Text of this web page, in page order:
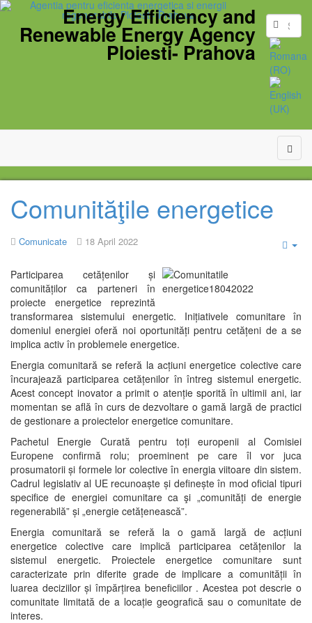
Energy Efficiency and
Renewable Energy Agency
Ploiesti- Prahova
Comunităţile energetice
Comunicate 18 April 2022
Participarea cetățenilor și
comunităților ca parteneri în
proiecte energetice reprezintă
transformarea sistemului energetic. Inițiativele comunitare în
domeniul energiei oferă noi oportunități pentru cetățeni de a se
implica activ în problemele energetice.
Energia comunitară se referă la acțiuni energetice colective care
încurajează participarea cetățenilor în întreg sistemul energetic.
Acest concept inovator a primit o atenție sporită în ultimii ani, iar
momentan se află în curs de dezvoltare o gamă largă de practici
de gestionare a proiectelor energetice comunitare.
Pachetul Energie Curată pentru toți europenii al Comisiei
Europene confirmă rolu; proeminent pe care îl vor juca
prosumatorii și formele lor colective în energia viitoare din sistem.
Cadrul legislativ al UE recunoaște și definește în mod oficial tipuri
specifice de energiei comunitare ca şi „comunități de energie
regenerabilă” și „energie cetățenească”.
Energia comunitară se referă la o gamă largă de acțiuni
energetice colective care implică participarea cetățenilor la
sistemul energetic. Proiectele energetice comunitare sunt
caracterizate prin diferite grade de implicare a comunității în
luarea deciziilor și împărțirea beneficiilor . Acestea pot descrie o
comunitate limitată de a locație geografică sau o comunitate de
interes.